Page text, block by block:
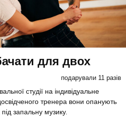
для двох
подарували 11 разів
студії на індивідуальне
тренера вони опанують
запальну музику.